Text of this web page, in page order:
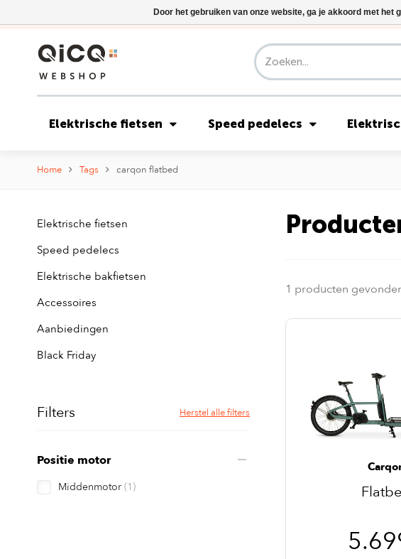
Riese & Müller
Elektrische fietsen Speed pedelecs
Home Tags carqon flatbed
Elektrische fietsen
Speed pedelecs
Elektrische bakfietsen
Accessoires
Aanbiedingen
Black Friday
Filters Herstel alle filters
Positie motor
Middenmotor (1)
1 producten
Door het gebruiken van onze website, ga je akkoord met